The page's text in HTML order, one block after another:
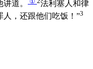
道。
法利塞人和律
人，还跟他们吃饭！”3